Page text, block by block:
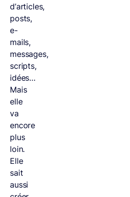
d’articles,
posts,
e-
mails,
messages,
scripts,
idées…
Mais
elle
va
encore
plus
loin.
Elle
sait
aussi